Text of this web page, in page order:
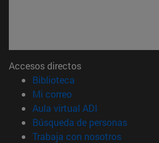
Accesos directos
Biblioteca
Mi correo(abre en nueva
Aula virtual ADI
Búsqueda de personas(abre
Trabaja con nosotros(abre en